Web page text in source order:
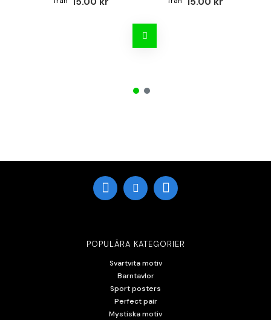
POPULÄRA KATEGORIER
Svartvita motiv
Barntavlor
Sport posters
Perfect pair
Mystiska motiv